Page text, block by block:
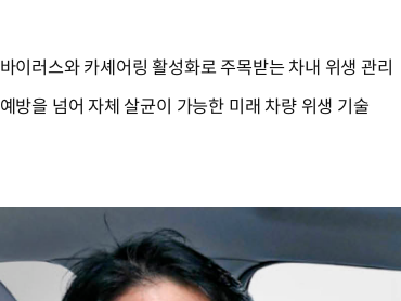
바이러스와 카셰어링 활성화로 주목받는 차내 위생 관리
예방을 넘어 자체 살균이 가능한 미래 차량 위생 기술